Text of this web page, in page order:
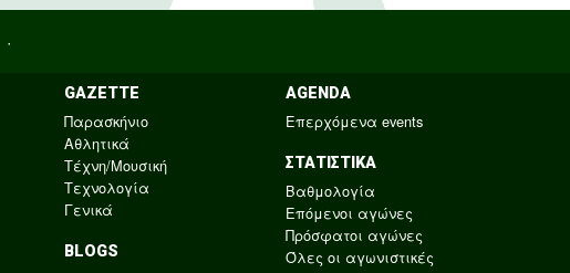
·
GAZETTE
Παρασκήνιο
Αθλητικά
Τέχνη/Μουσική
Τεχνολογία
Γενικά
BLOGS
AGENDA
Επερχόμενα events
ΣΤΑΤΙΣΤΙΚΑ
Βαθμολογία
Επόμενοι αγώνες
Πρόσφατοι αγώνες
Όλες οι αγωνιστικές